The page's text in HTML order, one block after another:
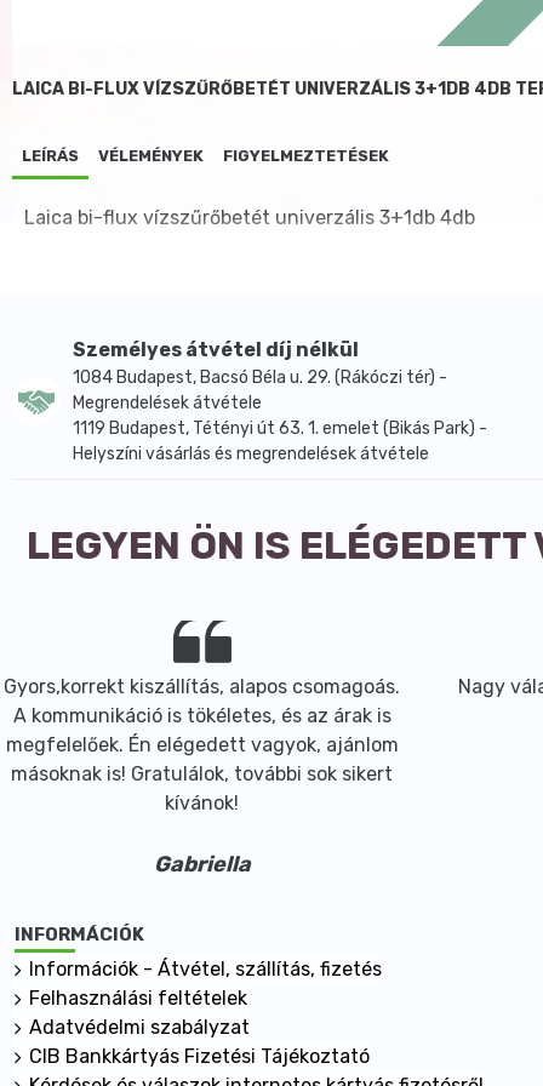
LAICA BI-FLUX VÍZSZŰRŐBETÉT UNIVERZÁLIS 3+1DB 4DB
LEÍRÁS VÉLEMÉNYEK FIGYELMEZTETÉSEK
Laica bi-flux vízszűrőbetét univerzális 3+1db 4db
Személyes átvétel díj nélkül
1084 Budapest, Bacsó Béla u. 29. (Rákóczi tér) -
Megrendelések átvétele
1119 Budapest, Tétényi út 63. 1. emelet (Bikás Park) -
Helyszíni vásárlás és megrendelések átvétele
LEGYEN ÖN IS
Gyors,korrekt kiszállítás, alapos csomagoás.
A kommunikáció is tökéletes, és az árak is
megfelelőek. Én elégedett vagyok, ajánlom
másoknak is! Gratulálok, további sok sikert
kívánok!
Gabriella
Nagy
INFORMÁCIÓK
Információk - Átvétel, szállítás, fizetés
Felhasználási feltételek
Adatvédelmi szabályzat
CIB Bankkártyás Fizetési Tájékoztató